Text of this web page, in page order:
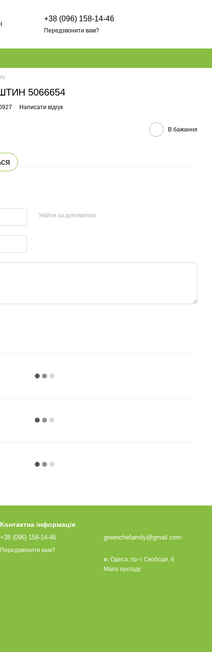
+38 (096) 158-14-46
Передзвонити вам?
5066654
Написати відгук
В бажання
Увійти за допомогою
Контактна інформація
+38 (096) 158-14-46
Передзвонити вам?
greenchefamily@gmail.com
м. Одеса, пр-т Свободи, 6
Мапа проїзду